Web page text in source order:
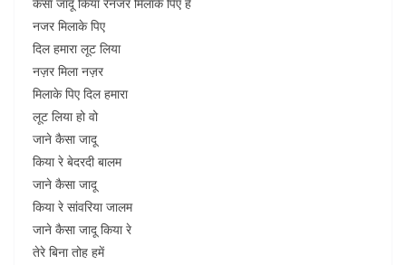
नजर मिलाके पिए
दिल हमारा लूट लिया
नज़र मिला नज़र
मिलाके पिए दिल हमारा
लूट लिया हो वो
जाने कैसा जादू
किया रे बेदरदी बालम
जाने कैसा जादू
किया रे सांवरिया जालम
जाने कैसा जादू किया रे
तेरे बिना तोह हमें